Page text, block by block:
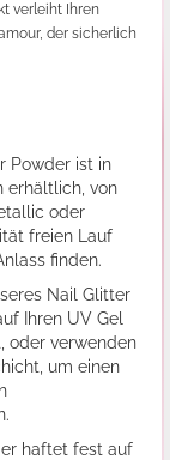
verleiht Ihren
der sicherlich
Powder ist in
erhältlich, von
oder
freien Lauf
finden.
Nail Glitter
Ihren UV Gel
oder verwenden
um einen
haftet fest auf